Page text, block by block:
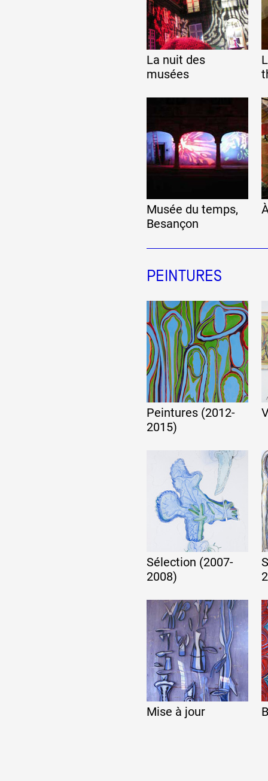
Formation
Événements
1% œuvres
Réseau
De A à Z
Année par année
Collection vidéos
Candidater
La nuit des
musées
Musée du temps,
Besançon
PEINTURES
Peintures (2012-
2015)
Sélection (2007-
2008)
Mise à jour